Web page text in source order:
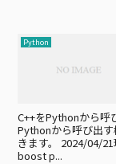
Python
C++をPythonから呼
Pythonから呼び出
きます。 2024/04/
boost p...